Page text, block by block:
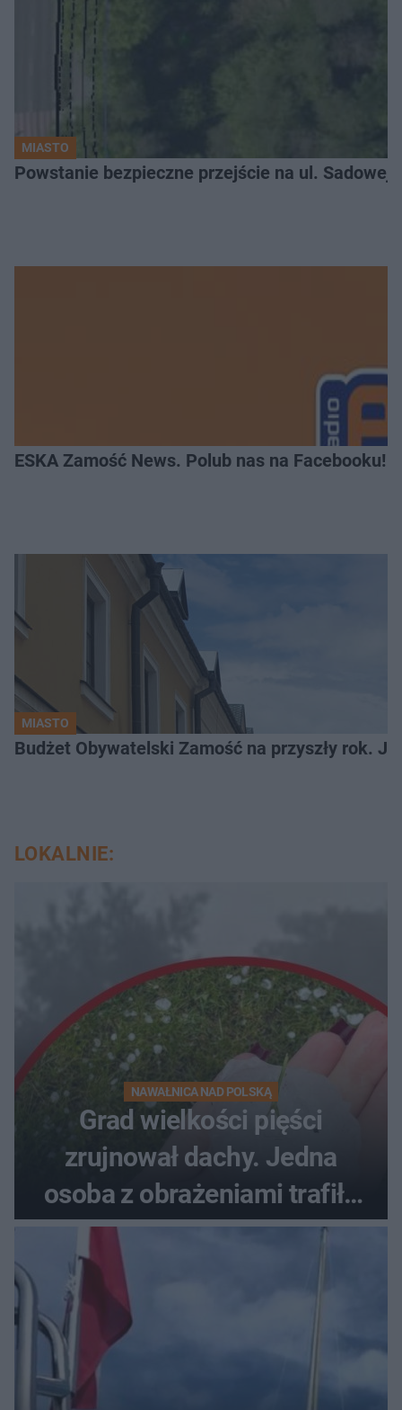
MIASTO
ESKA Zamość News. Polub nas na Facebooku!
MIASTO
LOKALNIE:
NAWAŁNICA NAD POLSKĄ
Grad wielkości pięści
zrujnował dachy. Jedna
osoba z obrażeniami trafiła
do szpitala